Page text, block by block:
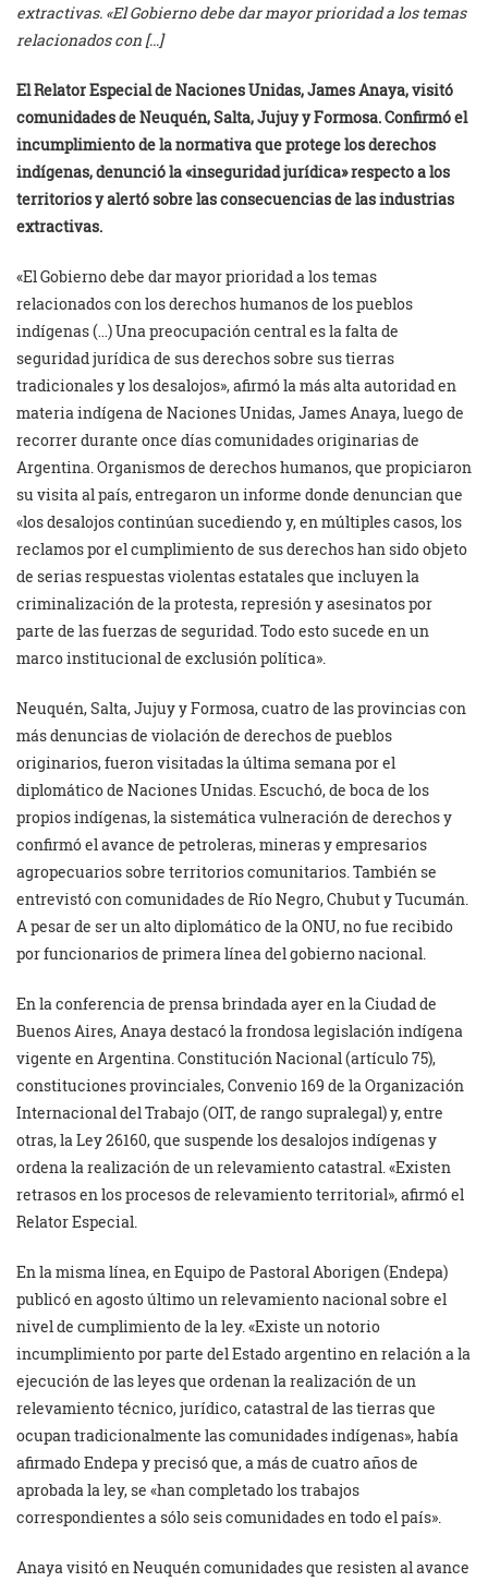
extractivas. «El Gobierno debe dar mayor prioridad a los temas
relacionados con […]
El Relator Especial de Naciones Unidas, James Anaya, visitó
comunidades de Neuquén, Salta, Jujuy y Formosa. Confirmó el
incumplimiento de la normativa que protege los derechos
indígenas, denunció la «inseguridad jurídica» respecto a los
territorios y alertó sobre las consecuencias de las industrias
extractivas.
«El Gobierno debe dar mayor prioridad a los temas
relacionados con los derechos humanos de los pueblos
indígenas (…) Una preocupación central es la falta de
seguridad jurídica de sus derechos sobre sus tierras
tradicionales y los desalojos», afirmó la más alta autoridad en
materia indígena de Naciones Unidas, James Anaya, luego de
recorrer durante once días comunidades originarias de
Argentina. Organismos de derechos humanos, que propiciaron
su visita al país, entregaron un informe donde denuncian que
«los desalojos continúan sucediendo y, en múltiples casos, los
reclamos por el cumplimiento de sus derechos han sido objeto
de serias respuestas violentas estatales que incluyen la
criminalización de la protesta, represión y asesinatos por
parte de las fuerzas de seguridad. Todo esto sucede en un
marco institucional de exclusión política».
Neuquén, Salta, Jujuy y Formosa, cuatro de las provincias con
más denuncias de violación de derechos de pueblos
originarios, fueron visitadas la última semana por el
diplomático de Naciones Unidas. Escuchó, de boca de los
propios indígenas, la sistemática vulneración de derechos y
confirmó el avance de petroleras, mineras y empresarios
agropecuarios sobre territorios comunitarios. También se
entrevistó con comunidades de Río Negro, Chubut y Tucumán.
A pesar de ser un alto diplomático de la ONU, no fue recibido
por funcionarios de primera línea del gobierno nacional.
En la conferencia de prensa brindada ayer en la Ciudad de
Buenos Aires, Anaya destacó la frondosa legislación indígena
vigente en Argentina. Constitución Nacional (artículo 75),
constituciones provinciales, Convenio 169 de la Organización
Internacional del Trabajo (OIT, de rango supralegal) y, entre
otras, la Ley 26160, que suspende los desalojos indígenas y
ordena la realización de un relevamiento catastral. «Existen
retrasos en los procesos de relevamiento territorial», afirmó el
Relator Especial.
En la misma línea, en Equipo de Pastoral Aborigen (Endepa)
publicó en agosto último un relevamiento nacional sobre el
nivel de cumplimiento de la ley. «Existe un notorio
incumplimiento por parte del Estado argentino en relación a la
ejecución de las leyes que ordenan la realización de un
relevamiento técnico, jurídico, catastral de las tierras que
ocupan tradicionalmente las comunidades indígenas», había
afirmado Endepa y precisó que, a más de cuatro años de
aprobada la ley, se «han completado los trabajos
correspondientes a sólo seis comunidades en todo el país».
Anaya visitó en Neuquén comunidades que resisten al avance